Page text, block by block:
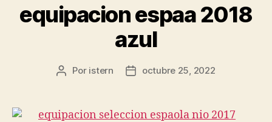
equipacion espaa 2018
azul
Autor
entrada
Por istern
Fecha
entrada
octubre 25, 2022